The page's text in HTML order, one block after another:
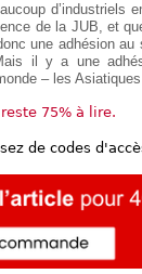
d’industriels
de la JUB, et
une adhésion au
il y a une
– les
75% à lire.
de codes